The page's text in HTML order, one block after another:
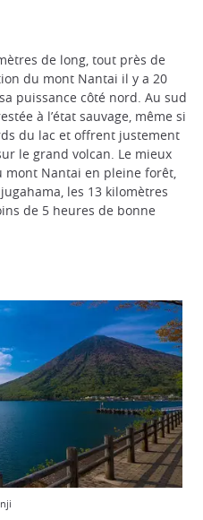
de long, tout près de
du mont Nantai il y a 20
puissance côté nord. Au sud
à l’état sauvage, même si
du lac et offrent justement
le grand volcan. Le mieux
Nantai en pleine forêt,
les 13 kilomètres
de 5 heures de bonne